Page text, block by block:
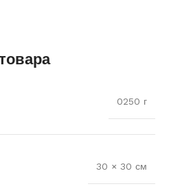
0250 г
30 × 30 см